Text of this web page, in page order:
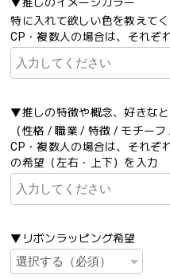
▼推しのイメージカラー
特に入れて欲しい色を教えてく
CP・複数人の場合は、それぞ
▼推しの特徴や概念、好きな
（性格 / 職業 / 特徴 / モチーフ
CP・複数人の場合は、それぞ
の希望（左右・上下）を入力
▼リボンラッピング希望